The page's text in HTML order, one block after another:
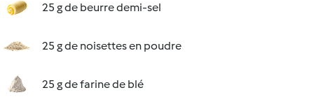
25 g de beurre demi-sel
25 g de noisettes en poudre
25 g de farine de blé